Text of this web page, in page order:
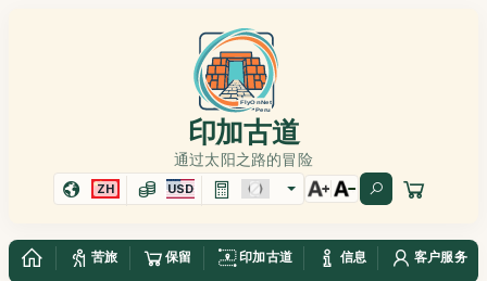
印加古道
通过太阳之路的冒险
ZH USD
苦旅 保留 印加古道 信息 客户服务